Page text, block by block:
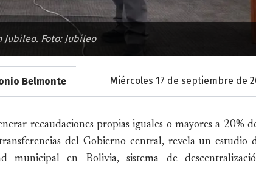
Foto: Jubileo
Belmonte miércoles 17 de septiembre de
recaudaciones propias iguales o mayores a 20%
del Gobierno central, revela un estudio
municipal en Bolivia, sistema de